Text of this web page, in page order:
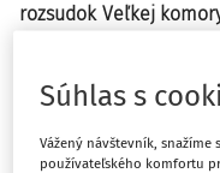
rozsudok Veľkej
nútenej prostitúcie
Sťažovateľka je
Súhlas s
Vážený návštevník,
používateľského komfortu